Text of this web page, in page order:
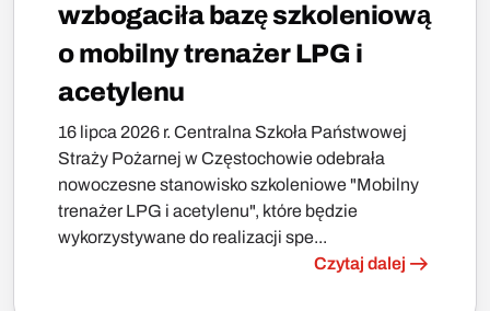
wzbogaciła bazę szkoleniową
o mobilny trenażer LPG i
acetylenu
16 lipca 2026 r. Centralna Szkoła Państwowej
Straży Pożarnej w Częstochowie odebrała
nowoczesne stanowisko szkoleniowe "Mobilny
trenażer LPG i acetylenu", które będzie
wykorzystywane do realizacji spe...
Czytaj dalej